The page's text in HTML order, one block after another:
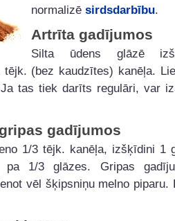
normalizē sirdsdarbību.
Artrīta gadījumos
Silta ūdens glāzē
tējk. (bez kaudzītes) kanēļa.
tas tiek darīts regulāri, var
gadījumos
1/3 tējk. kanēļa, izšķīdini 1
1/3 glāzes. Gripas
vēl šķipsniņu melno piparu.